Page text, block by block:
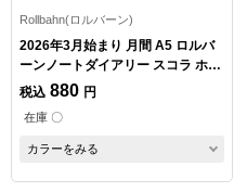
Rollbahn(ロルバーン)
2026年3月始まり 月間 A5 ロルバ
ーンノートダイアリー スコラ ホワ
イト
税込 880 円
在庫 〇
カラーをみる